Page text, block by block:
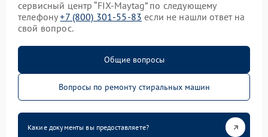
сервисный центр “FIX-Maytag” по следующему
телефону+7 (800) 301-55-83 если не нашли ответ на
свой вопрос.
Общие вопросы
Вопросы по ремонту стиральных машин
Какие документы вы предоставляете?